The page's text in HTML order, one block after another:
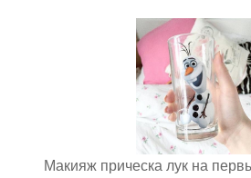
Макияж прическа лук на